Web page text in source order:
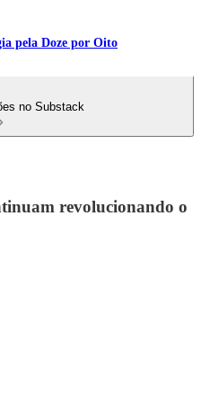
pela Doze por Oito
no Substack
revolucionando o